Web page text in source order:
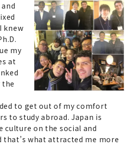
knew
my
at
the
to get out of my comfort
to study abroad. Japan is
culture on the social and
that’s what attracted me more